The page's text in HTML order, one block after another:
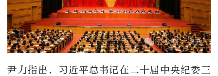
尹力指出，习近平总书记在二十届中央纪委三